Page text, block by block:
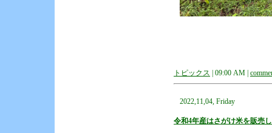
トピックス | 09:00 AM |
2022,11,04, Friday
令和4年産はさがけ米を販売